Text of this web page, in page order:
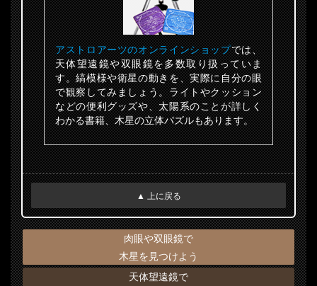
アストロアーツのオンラインショップでは、
天体望遠鏡や双眼鏡を多数取り扱っていま
す。縞模様や衛星の動きを、実際に自分の眼
で観察してみましょう。ライトやクッション
などの便利グッズや、太陽系のことが詳しく
わかる書籍、木星の立体パズルもあります。
▲ 上に戻る
肉眼や双眼鏡で
木星を見つけよう
天体望遠鏡で